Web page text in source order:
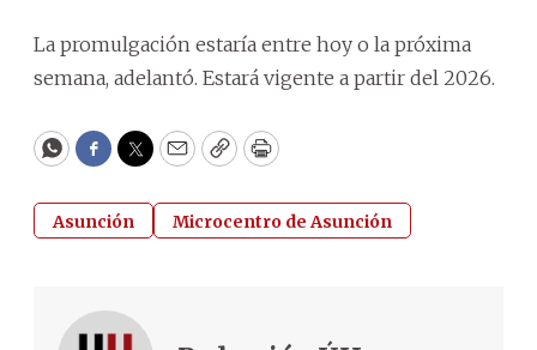
La promulgación estaría entre hoy o la próxima
semana, adelantó. Estará vigente a partir del 2026.
WhatsApp
Facebook
Twitter
EmailCopyPrint
Asunción Microcentro de Asunción